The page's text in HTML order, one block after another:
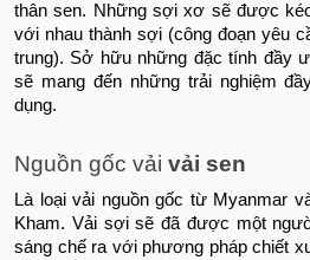
thân sen. Những sợi xơ sẽ được
với nhau thành sợi (công đoạn yêu
trung). Sở hữu những đặc tính đầy
sẽ mang đến những trải nghiệm
dụng.
Nguồn gốc vải vải sen
Là loại vải nguồn gốc từ Myanmar
Kham. Vải sợi sẽ đã được một
sáng chế ra với phương pháp chiết